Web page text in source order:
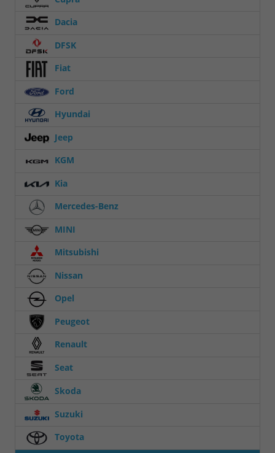
Dacia
DFSK
Fiat
Ford
Hyundai
Jeep
KGM
Kia
Mercedes-Benz
MINI
Mitsubishi
Nissan
Opel
Peugeot
Renault
Seat
Skoda
Suzuki
Toyota